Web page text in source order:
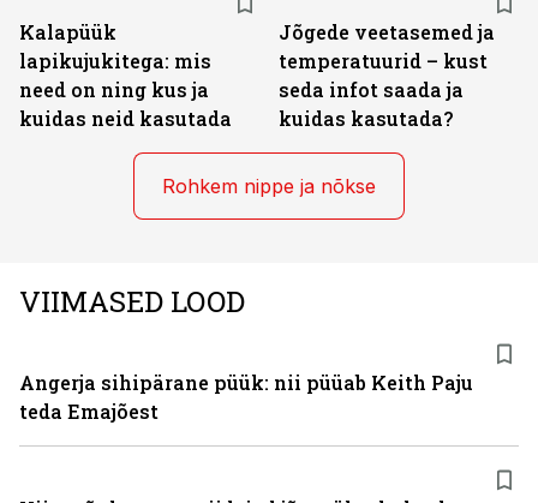
Kalapüük
lapikujukitega: mis
need on ning kus ja
kuidas neid kasutada
Jõgede veetasemed ja
temperatuurid – kust
seda infot saada ja
kuidas kasutada?
Rohkem nippe ja nõkse
VIIMASED LOOD
Angerja sihipärane püük: nii püüab Keith Paju
teda Emajõest